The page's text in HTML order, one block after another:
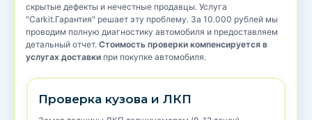
скрытые дефекты и нечестные продавцы. Услуга
"Carkit.Гарантия" решает эту проблему. За 10.000 рублей мы
проводим полную диагностику автомобиля и предоставляем
детальный отчет. Стоимость проверки компенсируется в
услугах доставки при покупке автомобиля.
Проверка кузова и ЛКП